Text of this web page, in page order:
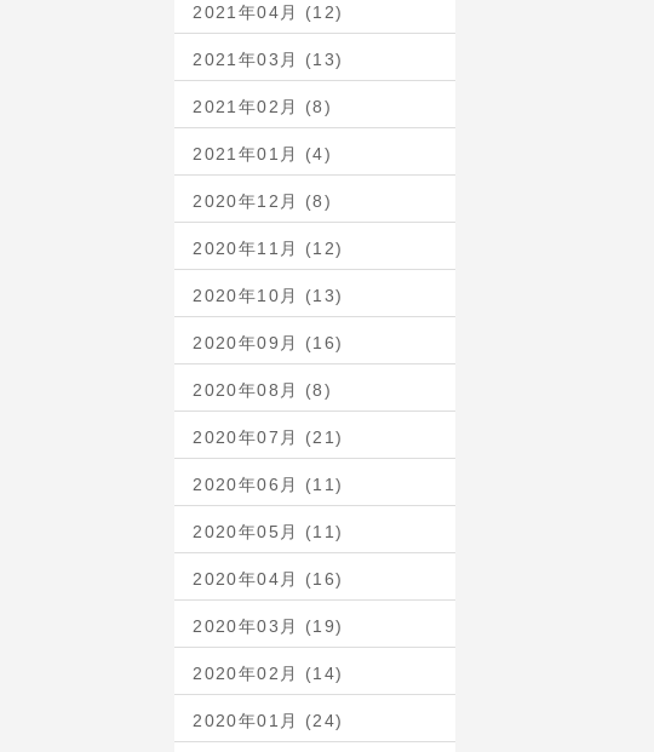
2021年04月 (12)
2021年03月 (13)
2021年02月 (8)
2021年01月 (4)
2020年12月 (8)
2020年11月 (12)
2020年10月 (13)
2020年09月 (16)
2020年08月 (8)
2020年07月 (21)
2020年06月 (11)
2020年05月 (11)
2020年04月 (16)
2020年03月 (19)
2020年02月 (14)
2020年01月 (24)